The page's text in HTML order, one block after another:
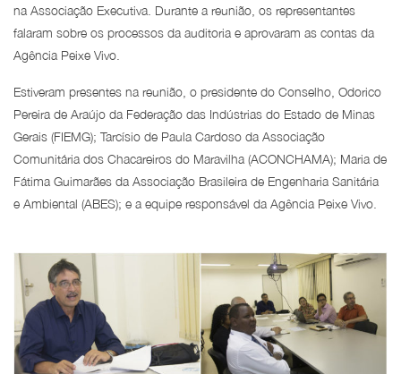
na Associação Executiva. Durante a reunião, os representantes
falaram sobre os processos da auditoria e aprovaram as contas da
Agência Peixe Vivo.
Estiveram presentes na reunião, o presidente do Conselho, Odorico
Pereira de Araújo da Federação das Indústrias do Estado de Minas
Gerais (FIEMG); Tarcísio de Paula Cardoso da Associação
Comunitária dos Chacareiros do Maravilha (ACONCHAMA); Maria de
Fátima Guimarães da Associação Brasileira de Engenharia Sanitária
e Ambiental (ABES); e a equipe responsável da Agência Peixe Vivo.